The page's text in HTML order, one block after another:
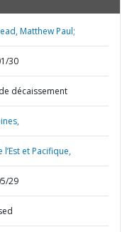
Matthew Paul;
30
décaissement
l’Est et Pacifique,
29